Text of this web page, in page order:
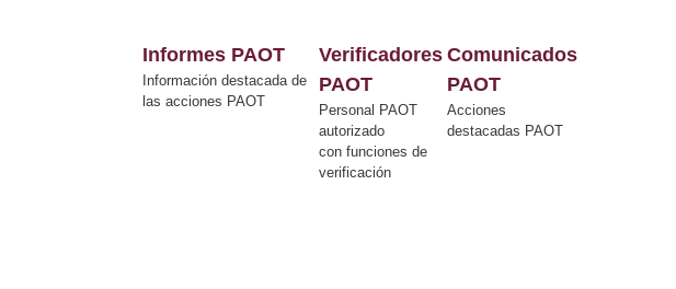
Informes PAOT
Información destacada de
las acciones PAOT
Verificadores
PAOT
Personal PAOT
autorizado
con funciones de
verificación
Comunicados
PAOT
Acciones
destacadas PAOT